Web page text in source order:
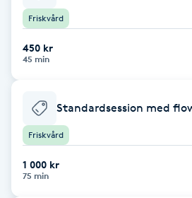
Bottenfärg
Brynformning
Brynfärgning
Bröllopsuppsättning
Friskvård
450 kr
45 min
Standardsession med
Friskvård
1 000 kr
75 min